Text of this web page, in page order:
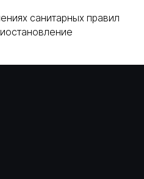
санитарных правил